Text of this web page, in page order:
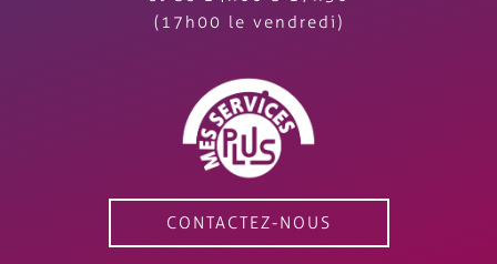
(17h00 le vendredi)
CONTACTEZ-NOUS